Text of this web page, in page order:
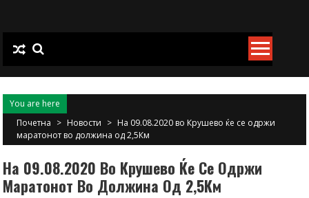
content
You are here
Почетна > Новости > На 09.08.2020 во Крушево ќе се одржи
маратонот во должина од 2,5Км
На 09.08.2020 Во Крушево Ќе Се Одржи
Маратонот Во Должина Од 2,5Км